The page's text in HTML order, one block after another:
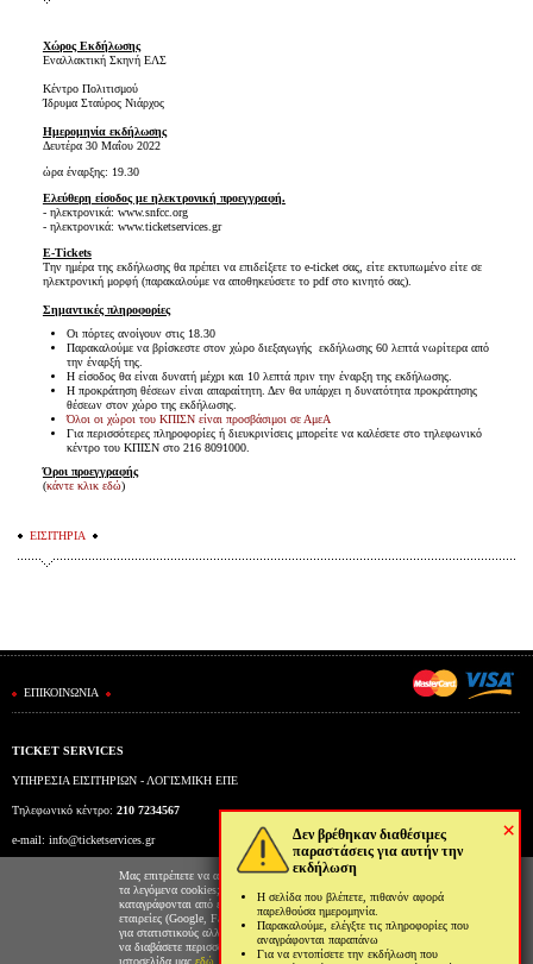
×
Δεν βρέθηκαν διαθέσιμες
παραστάσεις για αυτήν την
εκδήλωση
Η σελίδα που βλέπετε, πιθανόν αφορά
παρελθούσα ημερομηνία.
Παρακαλούμε, ελέγξτε τις πληροφορίες που
αναγράφονται παραπάνω
Για να εντοπίσετε την εκδήλωση που
Χώρος Εκδήλωσης
Εναλλακτική Σκηνή ΕΛΣ
Κέντρο Πολιτισμού
Ίδρυμα Σταύρος Νιάρχος
Ημερομηνία εκδήλωσης
Δευτέρα 30 Μαΐου 2022
ώρα έναρξης: 19.30
Ελεύθερη είσοδος με ηλεκτρονική προεγγραφή.
- ηλεκτρονικά: www.snfcc.org
- ηλεκτρονικά: www.ticketservices.gr
E-Tickets
Την ημέρα της εκδήλωσης θα πρέπει να επιδείξετε το e-ticket σας, είτε εκτυπωμένο είτε σε
ηλεκτρονική μορφή (παρακαλούμε να αποθηκεύσετε το pdf στο κινητό σας).
Σημαντικές πληροφορίες
Οι πόρτες ανοίγουν στις 18.30
Παρακαλούμε να βρίσκεστε στον χώρο διεξαγωγής εκδήλωσης 60 λεπτά νωρίτερα από
την έναρξή της.
Η είσοδος θα είναι δυνατή μέχρι και 10 λεπτά πριν την έναρξη της εκδήλωσης.
Η προκράτηση θέσεων είναι απαραίτητη. Δεν θα υπάρχει η δυνατότητα προκράτησης
θέσεων στον χώρο της εκδήλωσης.
Όλοι οι χώροι του ΚΠΙΣΝ είναι προσβάσιμοι σε ΑμεΑ
Για περισσότερες πληροφορίες ή διευκρινίσεις μπορείτε να καλέσετε στο τηλεφωνικό
κέντρο του ΚΠΙΣΝ στο 216 8091000.
Όροι προεγγραφής
(κάντε κλικ εδώ)
ΕΙΣΙΤΗΡΙΑ
ΕΠΙΚΟΙΝΩΝΙΑ
TICKET SERVICES
ΥΠΗΡΕΣΙΑ ΕΙΣΙΤΗΡΙΩΝ - ΛΟΓΙΣΜΙΚΗ ΕΠΕ
Τηλεφωνικό κέντρο: 210 7234567
e-mail: info@ticketservices.gr
Εκδοτήριο: Πανεπιστημίου 39 (Στοά Πεσμαζόγλου), Αθήνα
Ώρες λειτουργίας εκδοτηρίου: Δευ-Παρ: 9πμ-5μμ
Μας επιτρέπετε να αποθηκεύουμε στον φυλλομετρητή σας
τα λεγόμενα cookies; Με αυτόν τον τρόπο θα
καταγράφονται από εμάς και τρίτες συνεργαζόμενες
εταιρείες (Google, Facebook κτλ) στοιχεία επισκεψιμότητας
για στατιστικούς αλλά και διαφημιστικούς λόγους. Μπορείτε
να διαβάσετε περισσότερα για την χρήση cookies από την
ιστοσελίδα μας εδώ